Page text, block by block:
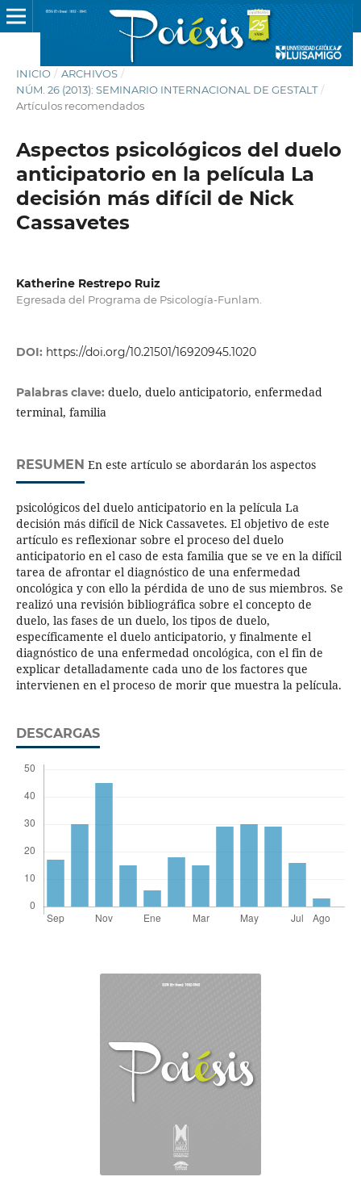
INICIO / ARCHIVOS /
NÚM. 26 (2013): SEMINARIO INTERNACIONAL DE GESTALT /
Artículos recomendados
Aspectos psicológicos del duelo
anticipatorio en la película La
decisión más difícil de Nick
Cassavetes
Katherine Restrepo Ruiz
Egresada del Programa de Psicología-Funlam.
DOI: https://doi.org/10.21501/16920945.1020
Palabras clave: duelo, duelo anticipatorio, enfermedad
terminal, familia
RESUMEN En este artículo se abordarán los aspectos
psicológicos del duelo anticipatorio en la película La
decisión más difícil de Nick Cassavetes. El objetivo de este
artículo es reflexionar sobre el proceso del duelo
anticipatorio en el caso de esta familia que se ve en la difícil
tarea de afrontar el diagnóstico de una enfermedad
oncológica y con ello la pérdida de uno de sus miembros. Se
realizó una revisión bibliográfica sobre el concepto de
duelo, las fases de un duelo, los tipos de duelo,
específicamente el duelo anticipatorio, y finalmente el
diagnóstico de una enfermedad oncológica, con el fin de
explicar detalladamente cada uno de los factores que
intervienen en el proceso de morir que muestra la película.
DESCARGAS